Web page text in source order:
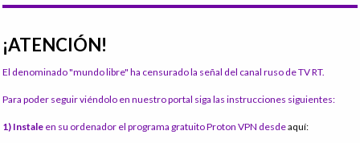
¡ATENCIÓN!
El denominado "mundo libre" ha censurado la señal del canal ruso de TV RT.
Para poder seguir viéndolo en nuestro portal siga las instrucciones siguientes:
1) Instale en su ordenador el programa gratuito Proton VPN desdeaquí: